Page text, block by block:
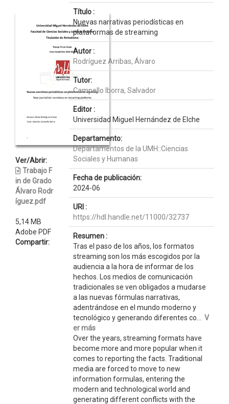
Ver/Abrir:
Trabajo F
in de Grado
Álvaro Rodr
íguez.pdf
5,14 MB
Adobe PDF
Compartir:
Título :
Nuevas narrativas periodísticas en
plataformas de streaming
Autor :
Rodríguez Arribas, Álvaro
Tutor:
Campello Iborra, Salvador
Editor :
Universidad Miguel Hernández de Elche
Departamento:
Departamentos de la UMH::Ciencias
Sociales y Humanas
Fecha de publicación:
2024-06
URI :
https://hdl.handle.net/11000/32737
Resumen :
Tras el paso de los años, los formatos
streaming son los más escogidos por la
audiencia a la hora de informar de los
hechos. Los medios de comunicación
tradicionales se ven obligados a mudarse
a las nuevas fórmulas narrativas,
adentrándose en el mundo moderno y
tecnológico y generando diferentes co... V
er más
Over the years, streaming formats have
become more and more popular when it
comes to reporting the facts. Traditional
media are forced to move to new
information formulas, entering the
modern and technological world and
generating different conflicts with the